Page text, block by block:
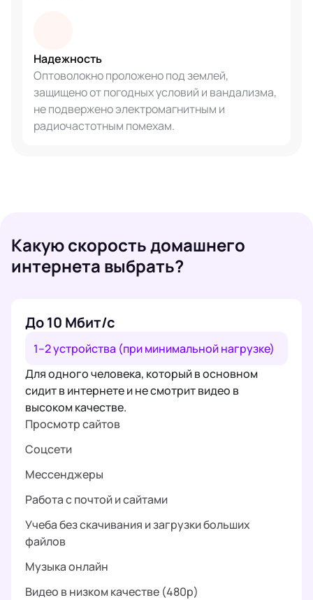
Надежность
Оптоволокно проложено под землей,
защищено от погодных условий и вандализма,
не подвержено электромагнитным и
радиочастотным помехам.
Какую скорость домашнего
интернета выбрать?
До 10 Мбит/с
1–2 устройства (при минимальной нагрузке)
Для одного человека, который в основном
сидит в интернете и не смотрит видео в
высоком качестве.
Просмотр сайтов
Соцсети
Мессенджеры
Работа с почтой и сайтами
Учеба без скачивания и загрузки больших
файлов
Музыка онлайн
Видео в низком качестве (480p)